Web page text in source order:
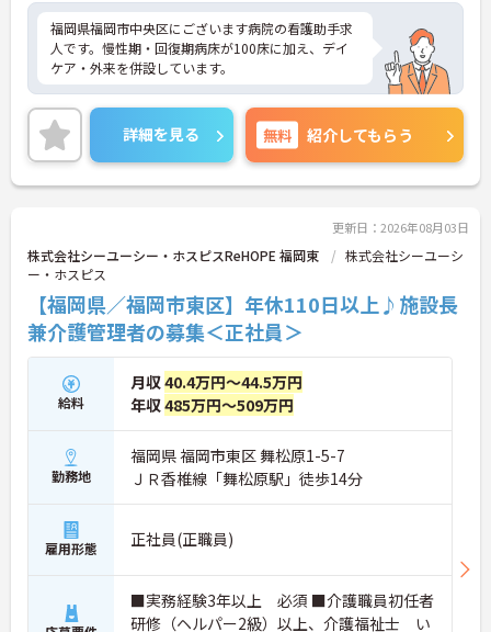
福岡県福岡市中央区にございます病院の看護助手求
人です。慢性期・回復期病床が100床に加え、デイ
ケア・外来を併設しています。
詳細を見る 無料 紹介してもらう
更新日：2026年08月03日
株式会社シーユーシー・ホスピスReHOPE 福岡東
株式会社シーユーシ
ー・ホスピス
【福岡県／福岡市東区】年休110日以上♪施設長
兼介護管理者の募集＜正社員＞
給料
月収40.4万円～44.5万円
年収485万円～509万円
勤務地
福岡県 福岡市東区 舞松原1-5-7
ＪＲ香椎線「舞松原駅」徒歩14分
雇用形態 正社員(正職員)
■実務経験3年以上 必須 ■介護職員初任者
研修（ヘルパー2級）以上、介護福祉士 い